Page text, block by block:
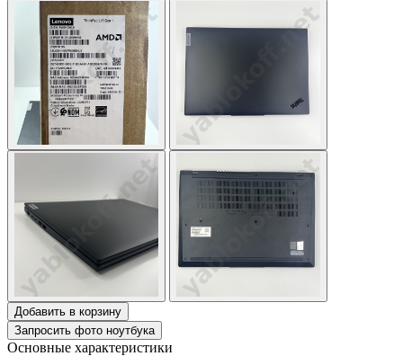
Добавить в корзину
Запросить фото ноутбука
Основные характеристики